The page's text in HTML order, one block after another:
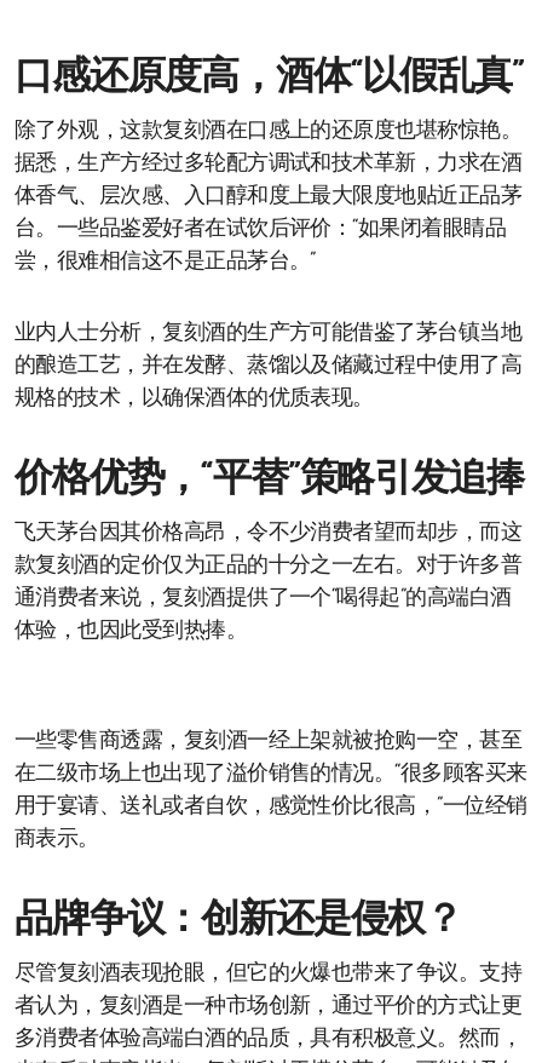
口感还原度高，酒体“以假乱真”
除了外观，这款复刻酒在口感上的还原度也堪称惊艳。
据悉，生产方经过多轮配方调试和技术革新，力求在酒
体香气、层次感、入口醇和度上最大限度地贴近正品茅
台。一些品鉴爱好者在试饮后评价：“如果闭着眼睛品
尝，很难相信这不是正品茅台。”
业内人士分析，复刻酒的生产方可能借鉴了茅台镇当地
的酿造工艺，并在发酵、蒸馏以及储藏过程中使用了高
规格的技术，以确保酒体的优质表现。
价格优势，“平替”策略引发追捧
飞天茅台因其价格高昂，令不少消费者望而却步，而这
款复刻酒的定价仅为正品的十分之一左右。对于许多普
通消费者来说，复刻酒提供了一个“喝得起”的高端白酒
体验，也因此受到热捧。
一些零售商透露，复刻酒一经上架就被抢购一空，甚至
在二级市场上也出现了溢价销售的情况。“很多顾客买来
用于宴请、送礼或者自饮，感觉性价比很高，”一位经销
商表示。
品牌争议：创新还是侵权？
尽管复刻酒表现抢眼，但它的火爆也带来了争议。支持
者认为，复刻酒是一种市场创新，通过平价的方式让更
多消费者体验高端白酒的品质，具有积极意义。然而，